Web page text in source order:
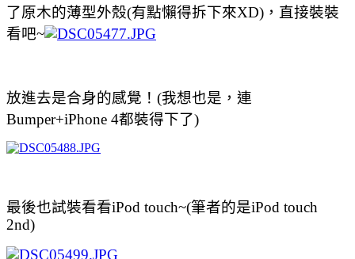
了原木的薄型外殼(有點懶得拆下來XD)，直接裝裝
看吧~
放進去是合身的感覺！(我想也是，連
Bumper+iPhone 4都裝得下了)
最後也試裝看看iPod touch~(筆者的是iPod touch
2nd)